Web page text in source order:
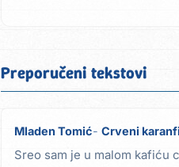
Preporučeni tekstovi
Mladen Tomić Crveni
Sreo sam je u malom kafiću